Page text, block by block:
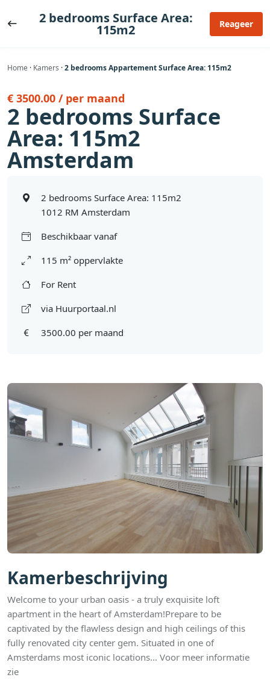
naar
2 bedrooms Surface Area:
115m2 Reageer
Home · Kamers ·2 bedrooms Appartement Surface Area: 115m2
Kamerbeschrijving
Welcome to your urban oasis - a truly exquisite loft
apartment in the heart of Amsterdam!Prepare to be
captivated by the flawless design and high ceilings of this
fully renovated city center gem. Situated in one of
Amsterdams most iconic locations... Voor meer informatie
zie
€ 3500.00 / per maand
2 bedrooms Surface
Area: 115m2
Amsterdam
2 bedrooms Surface Area: 115m2
1012 RM Amsterdam
Beschikbaar vanaf
115 m² oppervlakte
For Rent
via Huurportaal.nl
3500.00 per maand